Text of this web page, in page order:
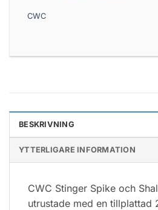
CWC
BESKRIVNING
YTTERLIGARE INFORMATION
CWC Stinger Spike och
utrustade med en tillplattad